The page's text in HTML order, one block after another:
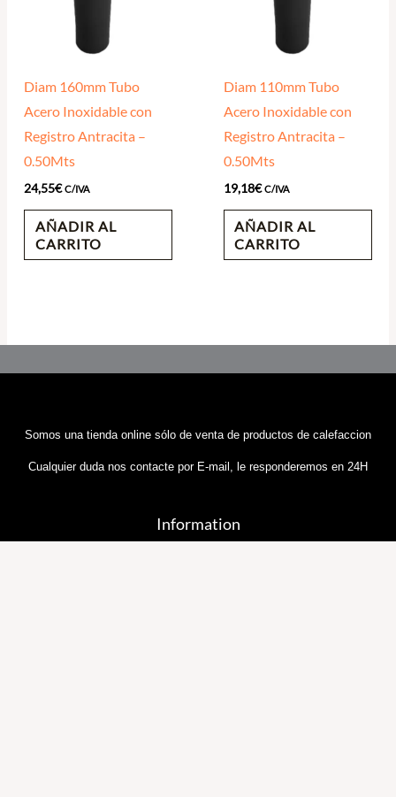
Diam 160mm Tubo
Acero Inoxidable con
Registro Antracita –
0.50Mts
24,55€ C/IVA
AÑADIR AL
CARRITO
Diam 110mm Tubo
Acero Inoxidable con
Registro Antracita –
0.50Mts
19,18€ C/IVA
AÑADIR AL
CARRITO
Somos una tienda online sólo de venta de productos de calefaccion
Cualquier duda nos contacte por E-mail, le responderemos en 24H
Information